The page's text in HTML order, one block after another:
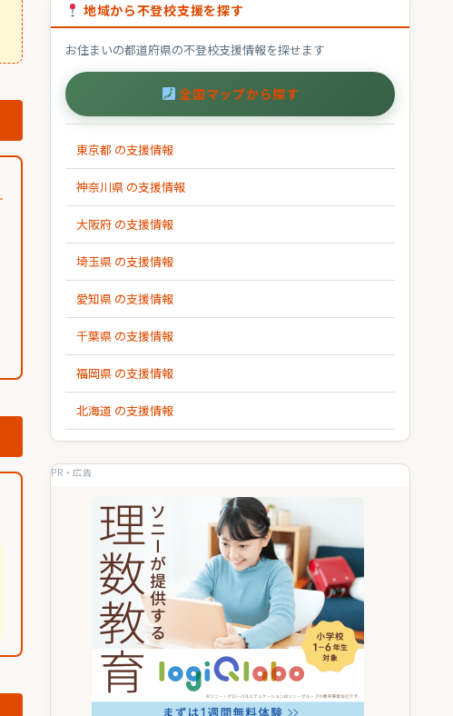
地域から不登校支援を探す
お住まいの都道府県の不登校支援情報を探せます
全国マップから探す
東京都 の支援情報
神奈川県 の支援情報
大阪府 の支援情報
埼玉県 の支援情報
愛知県 の支援情報
千葉県 の支援情報
福岡県 の支援情報
北海道 の支援情報
PR・広告